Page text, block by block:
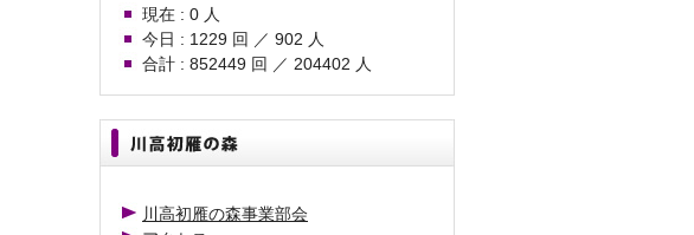
現在 : 0 人
今日 : 1229 回 ／ 902 人
合計 : 852449 回 ／ 204402 人
川高初雁の森事業部会